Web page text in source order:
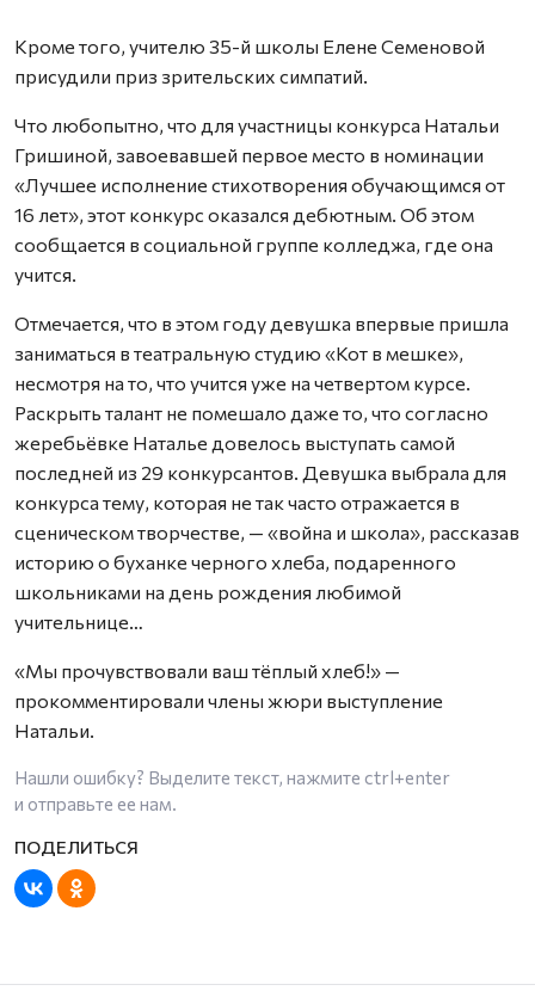
Кроме того, учителю 35-й школы Елене Семеновой
присудили приз зрительских симпатий.
Что любопытно, что для участницы конкурса Натальи
Гришиной, завоевавшей первое место в номинации
«Лучшее исполнение стихотворения обучающимся от
16 лет», этот конкурс оказался дебютным. Об этом
сообщается в социальной группе колледжа, где она
учится.
Отмечается, что в этом году девушка впервые пришла
заниматься в театральную студию «Кот в мешке»,
несмотря на то, что учится уже на четвертом курсе.
Раскрыть талант не помешало даже то, что согласно
жеребьёвке Наталье довелось выступать самой
последней из 29 конкурсантов. Девушка выбрала для
конкурса тему, которая не так часто отражается в
сценическом творчестве, — «война и школа», рассказав
историю о буханке черного хлеба, подаренного
школьниками на день рождения любимой
учительнице…
«Мы прочувствовали ваш тёплый хлеб!» —
прокомментировали члены жюри выступление
Натальи.
Нашли ошибку? Выделите текст, нажмите ctrl+enter
и отправьте ее нам.